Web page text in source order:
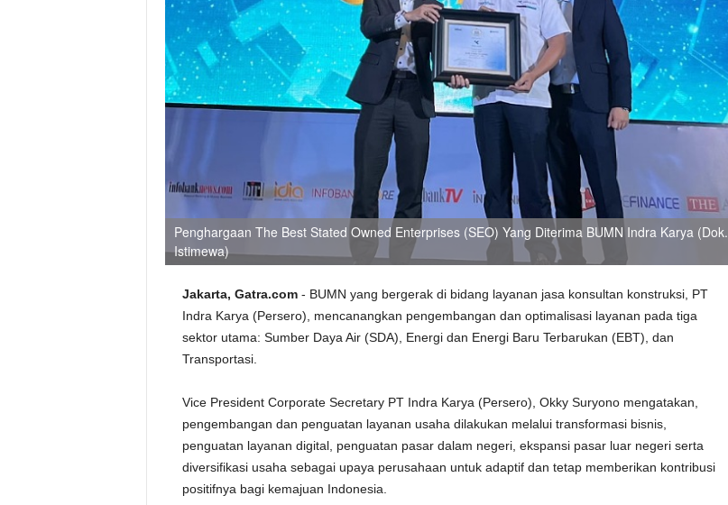
Penghargaan The Best Stated Owned Enterprises (SEO) Yang Diterima BUMN Indra Karya (Dok.
Istimewa)
Jakarta, Gatra.com- BUMN yang bergerak di bidang layanan jasa konsultan konstruksi, PT
Indra Karya (Persero), mencanangkan pengembangan dan optimalisasi layanan pada tiga
sektor utama: Sumber Daya Air (SDA), Energi dan Energi Baru Terbarukan (EBT), dan
Transportasi.
Vice President Corporate Secretary PT Indra Karya (Persero), Okky Suryono mengatakan,
pengembangan dan penguatan layanan usaha dilakukan melalui transformasi bisnis,
penguatan layanan digital, penguatan pasar dalam negeri, ekspansi pasar luar negeri serta
diversifikasi usaha sebagai upaya perusahaan untuk adaptif dan tetap memberikan kontribusi
positifnya bagi kemajuan Indonesia.